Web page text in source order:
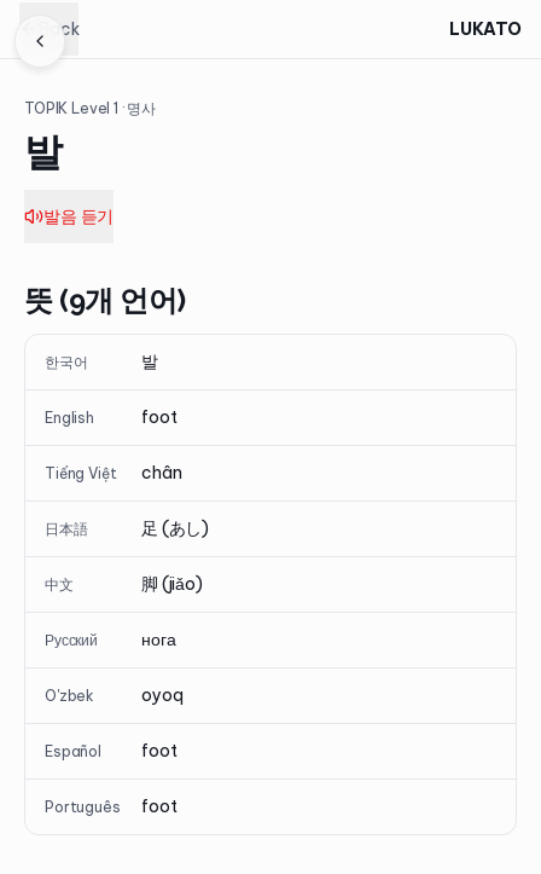
Back LUKATO
TOPIK Level1 · 명사
발
발음 듣기
뜻 (9개 언어)
한국어 발
English foot
Tiếng Việt chân
日本語 足 (あし)
中文 脚 (jiǎo)
Русский нога
O'zbek oyoq
Español foot
Português foot